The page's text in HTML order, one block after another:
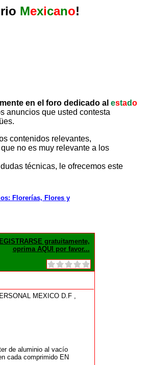
Mexicano!
en el foro dedicado al estado
anuncios que usted contesta
contenidos relevantes,
no es muy relevante a los
técnicas, le ofrecemos este
Florerías, Flores y
gratuitamente,
oprima AQUI por favor...
MEXICO D.F ,
de aluminio al vacío
cada comprimido EN